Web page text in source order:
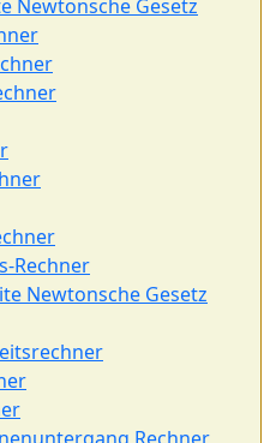
Newtonsche Gesetz
Rechner
Newtonsche Gesetz